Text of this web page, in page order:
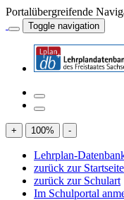
Portalübergreifende
Toggle navigation
+ 100% -
Lehrplan-
zurück zur Startseite
zurück zur Schulart
Im Schulportal